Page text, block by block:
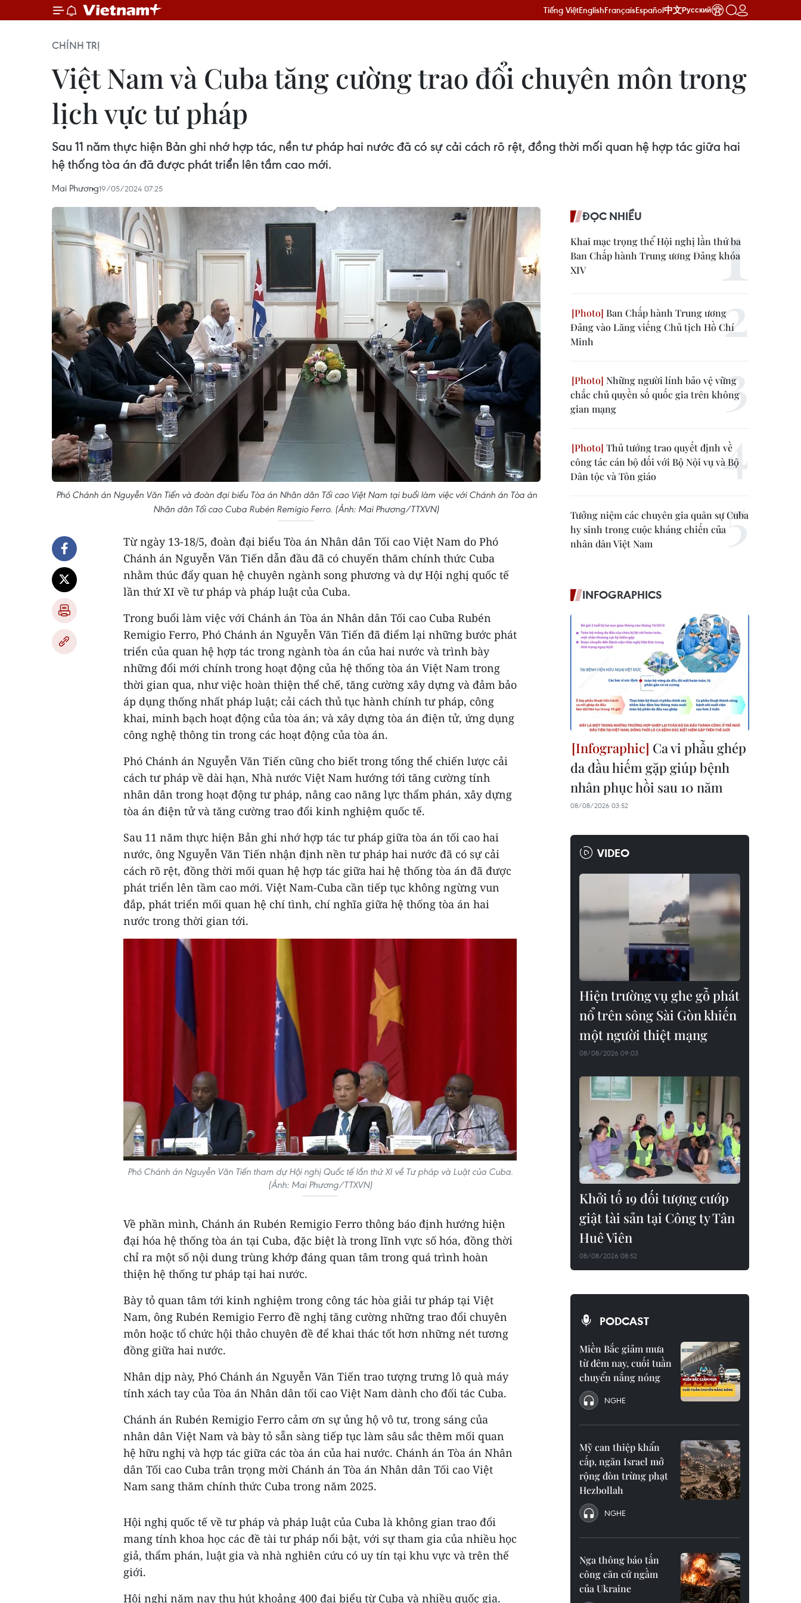
Tiếng ViệtEnglishFrançaisEspañol中文Русский
CHÍNH TRỊ
Việt Nam và Cuba tăng cường trao đổi chuyên môn trong
lịch vực tư pháp
Sau 11 năm thực hiện Bản ghi nhớ hợp tác, nền tư pháp hai nước đã có sự cải cách rõ rệt, đồng thời mối quan hệ hợp tác giữa hai
hệ thống tòa án đã được phát triển lên tầm cao mới.
Mai Phương19/05/2024 07:25
Phó Chánh án Nguyễn Văn Tiến và đoàn đại biểu Tòa án Nhân dân Tối cao Việt Nam tại buổi làm việc với Chánh án Tòa án
Nhân dân Tối cao Cuba Rubén Remigio Ferro. (Ảnh: Mai Phương/TTXVN)
Từ ngày 13-18/5, đoàn đại biểu Tòa án Nhân dân Tối cao Việt Nam do Phó
Chánh án Nguyễn Văn Tiến dẫn đầu đã có chuyến thăm chính thức Cuba
nhằm thúc đẩy quan hệ chuyên ngành song phương và dự Hội nghị quốc tế
lần thứ XI về tư pháp và pháp luật của Cuba.
Trong buổi làm việc với Chánh án Tòa án Nhân dân Tối cao Cuba Rubén
Remigio Ferro, Phó Chánh án Nguyễn Văn Tiến đã điểm lại những bước phát
triển của quan hệ hợp tác trong ngành tòa án của hai nước và trình bày
những đổi mới chính trong hoạt động của hệ thống tòa án Việt Nam trong
thời gian qua, như việc hoàn thiện thể chế, tăng cường xây dựng và đảm bảo
áp dụng thống nhất pháp luật; cải cách thủ tục hành chính tư pháp, công
khai, minh bạch hoạt động của tòa án; và xây dựng tòa án điện tử, ứng dụng
công nghệ thông tin trong các hoạt động của tòa án.
Phó Chánh án Nguyễn Văn Tiến cũng cho biết trong tổng thể chiến lược cải
cách tư pháp về dài hạn, Nhà nước Việt Nam hướng tới tăng cường tính
nhân dân trong hoạt động tư pháp, nâng cao năng lực thẩm phán, xây dựng
tòa án điện tử và tăng cường trao đổi kinh nghiệm quốc tế.
Sau 11 năm thực hiện Bản ghi nhớ hợp tác tư pháp giữa tòa án tối cao hai
nước, ông Nguyễn Văn Tiến nhận định nền tư pháp hai nước đã có sự cải
cách rõ rệt, đồng thời mối quan hệ hợp tác giữa hai hệ thống tòa án đã được
phát triển lên tầm cao mới. Việt Nam-Cuba cần tiếp tục không ngừng vun
đắp, phát triển mối quan hệ chí tình, chí nghĩa giữa hệ thống tòa án hai
nước trong thời gian tới.
Phó Chánh án Nguyễn Văn Tiến tham dự Hội nghị Quốc tế lần thứ XI về Tư pháp và Luật của Cuba.
(Ảnh: Mai Phương/TTXVN)
Về phần mình, Chánh án Rubén Remigio Ferro thông báo định hướng hiện
đại hóa hệ thống tòa án tại Cuba, đặc biệt là trong lĩnh vực số hóa, đồng thời
chỉ ra một số nội dung trùng khớp đáng quan tâm trong quá trình hoàn
thiện hệ thống tư pháp tại hai nước.
Bày tỏ quan tâm tới kinh nghiệm trong công tác hòa giải tư pháp tại Việt
Nam, ông Rubén Remigio Ferro đề nghị tăng cường những trao đổi chuyên
môn hoặc tổ chức hội thảo chuyên đề để khai thác tốt hơn những nét tương
đồng giữa hai nước.
Nhân dịp này, Phó Chánh án Nguyễn Văn Tiến trao tượng trưng lô quà máy
tính xách tay của Tòa án Nhân dân tối cao Việt Nam dành cho đối tác Cuba.
Chánh án Rubén Remigio Ferro cảm ơn sự ủng hộ vô tư, trong sáng của
nhân dân Việt Nam và bày tỏ sẵn sàng tiếp tục làm sâu sắc thêm mối quan
hệ hữu nghị và hợp tác giữa các tòa án của hai nước. Chánh án Tòa án Nhân
dân Tối cao Cuba trân trọng mời Chánh án Tòa án Nhân dân Tối cao Việt
Nam sang thăm chính thức Cuba trong năm 2025.
Hội nghị quốc tế về tư pháp và pháp luật của Cuba là không gian trao đổi
mang tính khoa học các đề tài tư pháp nổi bật, với sự tham gia của nhiều học
giả, thẩm phán, luật gia và nhà nghiên cứu có uy tín tại khu vực và trên thế
giới.
Hội nghị năm nay thu hút khoảng 400 đại biểu từ Cuba và nhiều quốc gia.
ĐỌC NHIỀU
Khai mạc trọng thể Hội nghị lần thứ ba
Ban Chấp hành Trung ương Đảng khóa
XIV
Ban Chấp hành Trung ương
Đảng vào Lăng viếng Chủ tịch Hồ Chí
Minh
Những người lính bảo vệ vững
chắc chủ quyền số quốc gia trên không
gian mạng
Thủ tướng trao quyết định về
công tác cán bộ đối với Bộ Nội vụ và Bộ
Dân tộc và Tôn giáo
Tưởng niệm các chuyên gia quân sự Cuba
hy sinh trong cuộc kháng chiến của
nhân dân Việt Nam
INFOGRAPHICS
Ca vi phẫu ghép
da đầu hiếm gặp giúp bệnh
nhân phục hồi sau 10 năm
08/08/2026 03:52
VIDEO
Hiện trường vụ ghe gỗ phát
nổ trên sông Sài Gòn khiến
một người thiệt mạng
08/08/2026 09:03
Khởi tố 19 đối tượng cướp
giật tài sản tại Công ty Tân
Huê Viên
08/08/2026 08:52
PODCAST
Miền Bắc giảm mưa
từ đêm nay, cuối tuần
chuyển nắng nóng
NGHE
Mỹ can thiệp khẩn
cấp, ngăn Israel mở
rộng đòn trừng phạt
Hezbollah
NGHE
Nga thông báo tấn
công căn cứ ngầm
của Ukraine